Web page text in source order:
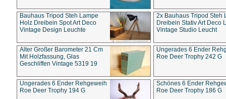
Bauhaus Tripod Steh Lampe
Holz Dreibein Spot Art Deco
Vintage Design Leuchte
2x Bauhaus Tripod Steh
Dreibein Stativ Art Deco
Vintage Studio Leucht
Alter Großer Barometer 21 Cm
Mit Holzfassung, Glas
Geschliffen Vintage 5319 19
Ungerades 6 Ender
Roe Deer Trophy 242 G
Ungerades 6 Ender Rehgeweih
Roe Deer Trophy 194 G
Schönes 6 Ender
Roe Deer Trophy 186 G